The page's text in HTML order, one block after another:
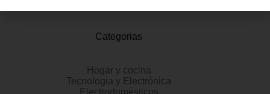
Categorias
Hogar y cocina
Tecnologia y Electrónica
Electrodomésticos